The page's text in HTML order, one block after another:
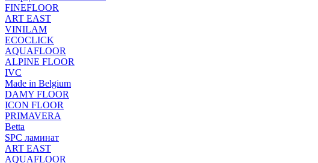
FINEFLOOR
ART EAST
VINILAM
ECOCLICK
AQUAFLOOR
ALPINE FLOOR
IVC
Made in Belgium
DAMY FLOOR
ICON FLOOR
PRIMAVERA
Betta
SPC ламинат
ART EAST
AQUAFLOOR